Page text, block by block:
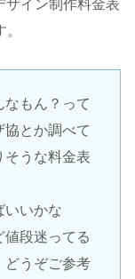
ザイン制作料金表
もん？って
とか調べて
そうな料金表
いいかな
段迷ってる
どうぞご参考